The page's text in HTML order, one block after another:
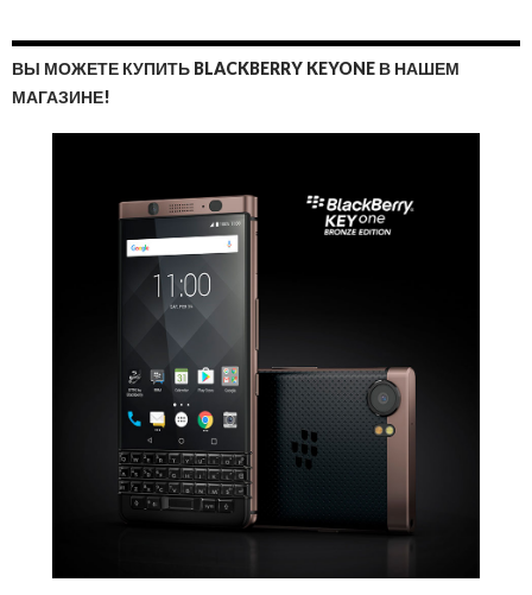
ВЫ МОЖЕТЕ КУПИТЬ BLACKBERRY KEYONE В НАШЕМ
МАГАЗИНЕ!